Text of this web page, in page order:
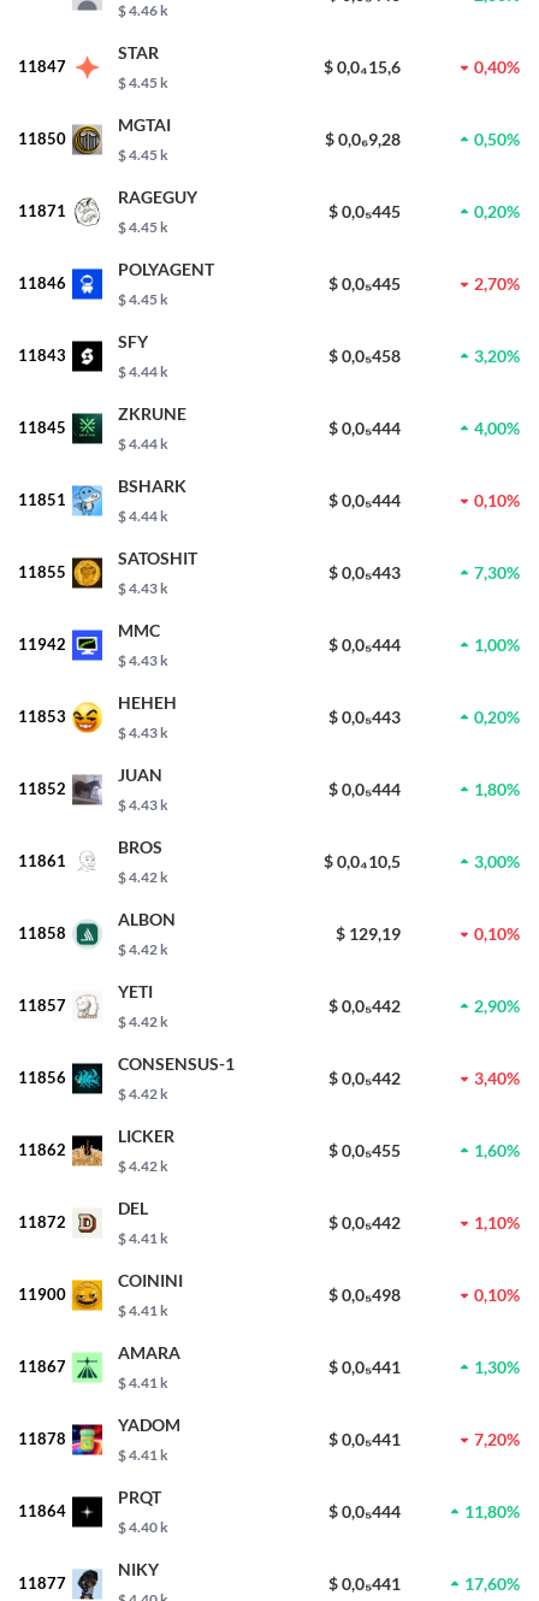
$ 4.46 k
11847
STAR
$ 4.45 k
$ 0,0₄15,6 0,40%
11850
MGTAI
$ 4.45 k
$ 0,0₆9,28 0,50%
11871
RAGEGUY
$ 4.45 k
$ 0,0₅445 0,20%
11846
POLYAGENT
$ 4.45 k
$ 0,0₅445 2,70%
11843
SFY
$ 4.44 k
$ 0,0₅458 3,20%
11845
ZKRUNE
$ 4.44 k
$ 0,0₅444 4,00%
11851
BSHARK
$ 4.44 k
$ 0,0₅444 0,10%
11855
SATOSHIT
$ 4.43 k
$ 0,0₅443 7,30%
11942
MMC
$ 4.43 k
$ 0,0₅444 1,00%
11853
HEHEH
$ 4.43 k
$ 0,0₅443 0,20%
11852
JUAN
$ 4.43 k
$ 0,0₅444 1,80%
11861
BROS
$ 4.42 k
$ 0,0₄10,5 3,00%
11858
ALBON
$ 4.42 k
$ 129,19 0,10%
11857
YETI
$ 4.42 k
$ 0,0₅442 2,90%
11856
CONSENSUS-1
$ 4.42 k
$ 0,0₅442 3,40%
11862
LICKER
$ 4.42 k
$ 0,0₅455 1,60%
11872
DEL
$ 4.41 k
$ 0,0₅442 1,10%
11900
COININI
$ 4.41 k
$ 0,0₅498 0,10%
11867
AMARA
$ 4.41 k
$ 0,0₅441 1,30%
11878
YADOM
$ 4.41 k
$ 0,0₅441 7,20%
11864
PRQT
$ 4.40 k
$ 0,0₅444 11,80%
11877
NIKY
$ 0,0₅441 17,60%